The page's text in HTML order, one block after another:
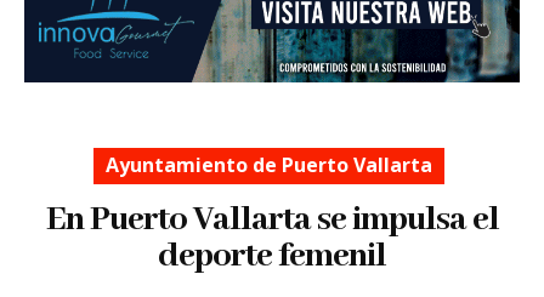
Ayuntamiento de Puerto Vallarta
En Puerto Vallarta se impulsa el
deporte femenil